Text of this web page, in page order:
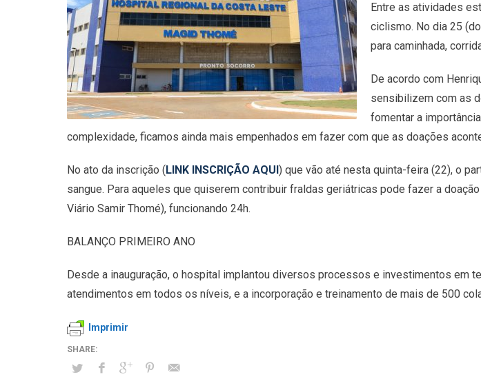
Entre as atividades
ciclismo. No dia 25
para caminhada,
De acordo com
sensibilizem com as
fomentar a
complexidade, ficamos ainda mais empenhados em fazer com que as doações
No ato da inscrição ( LINK INSCRIÇÃO AQUI ) que vão até nesta quinta-feira (22), o
sangue. Para aqueles que quiserem contribuir fraldas geriátricas pode fazer a
Viário Samir Thomé), funcionando 24h.
BALANÇO PRIMEIRO ANO
Desde a inauguração, o hospital implantou diversos processos e investimentos em
atendimentos em todos os níveis, e a incorporação e treinamento de mais de 500
Imprimir